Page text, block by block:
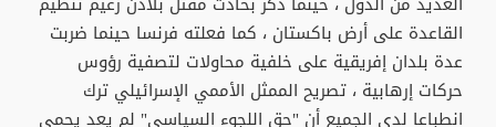
القاعدة على أرض باكستان ، كما فعلته فرنسا حينما ضربت
عدة بلدان إفريقية على خلفية محاولات لتصفية رؤوس
حركات إرهابية ، تصريح الممثل الأممي الإسرائيلي ترك
انطباعا لدى الجميع أن "حق اللجوء السياسي" لم يعد يحمي